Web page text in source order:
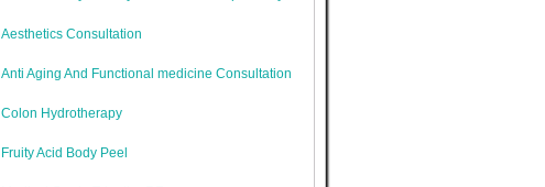
Aesthetics Consultation
Anti Aging And Functional medicine Consultation
Colon Hydrotherapy
Fruity Acid Body Peel